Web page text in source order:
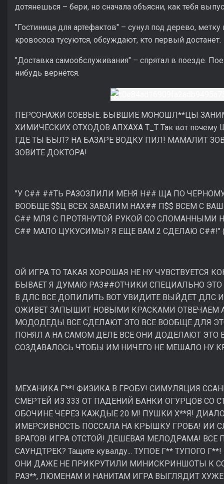
дотянешься – бери, но сначала объясни, как тебя
"Гостиница для артефактов" – сунул под дерево,
кровососа тусуются, обсуждают, кто первый достанет.
"Доставка самообслуживания" – спрятал в поезде.
нибудь вернётся.
ПЕРСОНАЖИ СОЕВЫЕ. БЫВШИЕ МОНОШЛ**ЦЫ
ХИМИЧЕСКИХ ОТХОДОВ АПХАХА Т_Т Так вот почему
ГДЕ ТЫ БЫЛ? НА БАЗАРЕ ВОДКУ ПИЛ! МАМАЛИТ
ЗОВИТЕ ДОКТОРА!
"У С## ##ТЬ РАЗОЗЛИЛИ МЕНЯ Н## ЩА ПО
ВООБЩЕ $$Ц ВСЕХ ЗАВАЛИМ НАХ## П$$ ВСЕМ С
С## МЛЯ С ПРОТЯНУТОЙ РУКОЙ СО СЛОМАННЫМИ
С## МАЛО ЦУКУСИМЫ? Я ЕЩЕ ВАМ 2 СДЕЛАЮ С##!"
ОЙ ИГРА ТО ТАКАЯ ХОРОШАЯ НЕ НУ ЧУВСТВУЕТСЯ
БЫВАЕТ Я ДУМАЮ РАЗ##ОТЧИКИ СПЕЦИАЛЬНО
В ДЛС ВСЕ ДОПИЛИТЬ ВОТ УВИДИТЕ ВЫЙДЕТ ДЛС
ОЖИВЕТ ЗАПЫШИТ НОВЫМИ КРАСКАМИ ОТВЕЧАЕМ
МОДОДЕДЫ ВСЕ СДЕЛАЮТ ЭТО ВСЕ ВООБЩЕ ДЛЯ
ПОНЯЛ А НА САМОМ ДЕЛЕ ВСЕ ОНИ ДОДЕЛАЮТ ЭТО
СОЗДАВАЛОСЬ ЧТОБЫ ИМ НИЧЕГО НЕ МЕШАЛО НУ
МЕХАНИКА Г**! ФИЗИКА В ГРОБУ! СИМУЛЯЦИЯ
СМЕРТЕЙ ИЗ 333 ОТ ПАДЕНИЙ БАНКИ ОГУРЦОВ СО
ОБОЧИНЕ ЧЕРЕЗ КАЖДЫЕ 20 М! ПУШКИ Х**Я!
ИМЕРСИВНОСТЬ ПОССАЛА НА КРЫШКУ ГРОБА! ИИ
ВРАГОВ! ИГРА ОТСТОЙ! ДЕШЕВАЯ МЕЛОДРАМА! ВСЕ
САУНДТРЕК? Тащите кувалду... ТУПОЕ Г** ТУПОГО
ОНИ ДАЖЕ НЕ ПРИКРУТИЛИ МИНИСКРИНШОТЫ К
РАЗ**, ЛЮМЕНАМ И НАНИТАМ ИГРА ВЫГЛЯДИТ